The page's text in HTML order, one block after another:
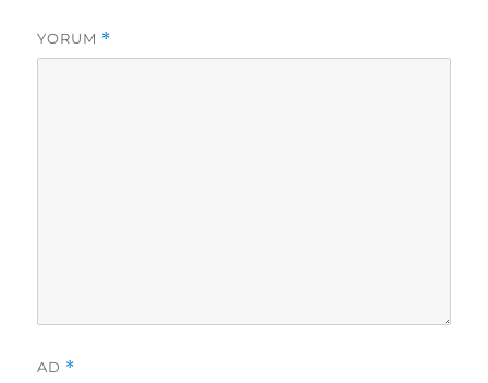
YORUM *
AD *